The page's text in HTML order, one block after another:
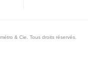
& Cie. Tous droits réservés.